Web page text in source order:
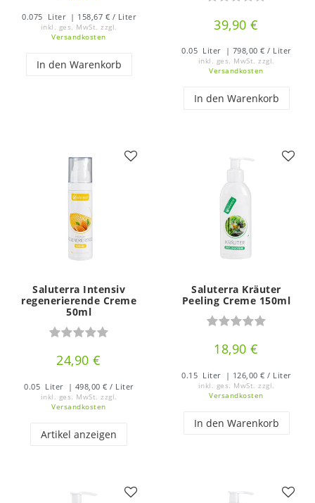
0.075 Liter | 158,67 € / Liter
inkl. ges. MwSt. zzgl.
Versandkosten
In den Warenkorb
39,90 €
0.05 Liter | 798,00 € / Liter
inkl. ges. MwSt. zzgl.
Versandkosten
In den Warenkorb
Saluterra Intensiv
regenerierende Creme
50ml
24,90 €
0.05 Liter | 498,00 € / Liter
inkl. ges. MwSt. zzgl.
Versandkosten
Artikel anzeigen
Saluterra Kräuter
Peeling Creme 150ml
18,90 €
0.15 Liter | 126,00 € / Liter
inkl. ges. MwSt. zzgl.
Versandkosten
In den Warenkorb